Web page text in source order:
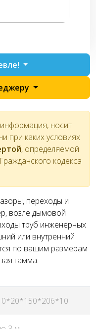
носит
при каких условиях
, определяемой
Гражданского кодекса
переходы и
возле дымовой
труб инженерных
или внутренний
по вашим размерам
гамма.